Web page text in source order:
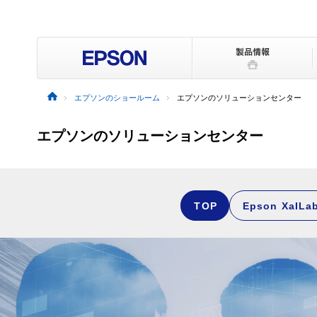
エプソンのショールーム エプソンのソリューションセンター
エプソンのソリューションセンター
TOP Epson